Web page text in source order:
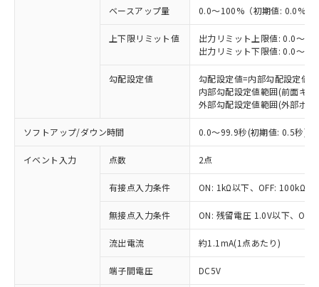
ベースアップ量 0.0～100%（初期値: 0.0%）
上下限リミット値
出力リミット上限値: 0.0～
出力リミット下限値: 0.0～
勾配設定値
勾配設定値=内部勾配設定値
内部勾配設定値範囲(前面キ
外部勾配設定値範囲(外部ボ
ソフトアップ/ダウン時間 0.0～99.9秒(初期値: 0.5秒)
イベント入力 点数 2点
有接点入力条件 ON: 1kΩ以下、OFF: 100kΩ以
無接点入力条件 ON: 残留電圧 1.0V以下、
流出電流 約1.1mA(1点あたり)
端子間電圧 DC5V
ご利用条件
以下の条件をお読みいただき、同意のうえ
ご利用ください。
本サービスは、当社制御機器事業取扱
対応済み：EU RoHS指令（10物質）の
非含有に対応した製品が提供可能な商品で
す。
対応予定：EU RoHS指令（10物質）の非含
有に対応した製品に切り替える予定のある
対応予定なし：EU RoHS指令（10物質）の
非含有に非対応の商品で、対応品を出す予
定はありません。
調査・確認中：EU RoHS指令（10物質）の
非含有の対応状況を調査中または確認中の
※1 中国RoHS○×表